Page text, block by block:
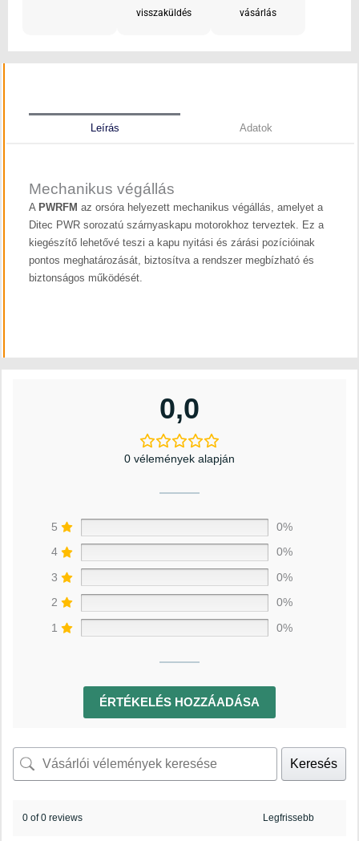
visszaküldés
vásárlás
Leírás Adatok
Mechanikus végállás
A PWRFM az orsóra helyezett mechanikus végállás, amelyet a
Ditec PWR sorozatú szárnyaskapu motorokhoz terveztek. Ez a
kiegészítő lehetővé teszi a kapu nyitási és zárási pozícióinak
pontos meghatározását, biztosítva a rendszer megbízható és
biztonságos működését.
0,0
0 vélemények alapján
5
0%
4
0%
3
0%
2
0%
1
0%
ÉRTÉKELÉS HOZZÁADÁSA
Keresés
0 of 0 reviews